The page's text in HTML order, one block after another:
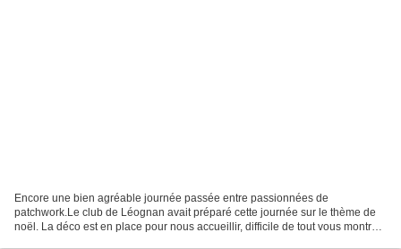
Encore une bien agréable journée passée entre passionnées de
patchwork.Le club de Léognan avait préparé cette journée sur le thème de
noël. La déco est en place pour nous accueillir, difficile de tout vous montrer: